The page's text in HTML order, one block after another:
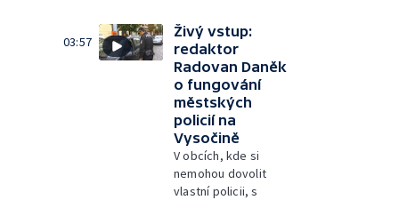
03:57
Živý vstup:
redaktor
Radovan Daněk
o fungování
městských
policií na
Vysočině
V obcích, kde si
nemohou dovolit
vlastní policii, s